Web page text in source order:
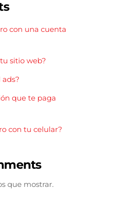
con una cuenta
sitio web?
que te paga
con tu celular?
que mostrar.